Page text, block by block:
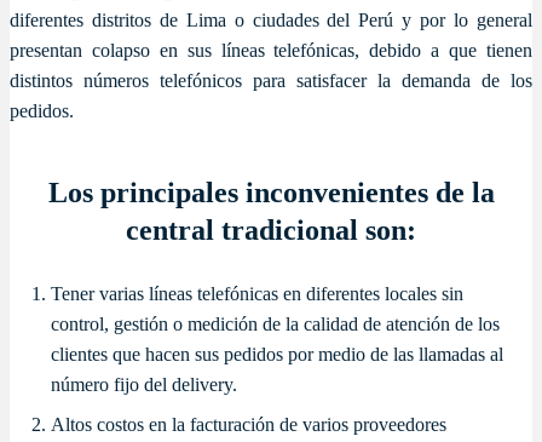
diferentes distritos de Lima o ciudades del Perú y por lo general
presentan colapso en sus líneas telefónicas, debido a que tienen
distintos números telefónicos para satisfacer la demanda de los
pedidos.
Los principales inconvenientes de la
central tradicional son:
Tener varias líneas telefónicas en diferentes locales sin
control, gestión o medición de la calidad de atención de los
clientes que hacen sus pedidos por medio de las llamadas al
número fijo del delivery.
Altos costos en la facturación de varios proveedores